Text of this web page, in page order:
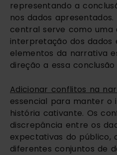
representando a
nos dados
central serve como uma
interpretação dos dados
elementos da narrativa
direção a essa
Adicionar conflitos na
essencial para manter o
história cativante. Os
discrepância entre os
expectativas do público,
diferentes conjuntos de